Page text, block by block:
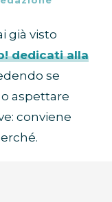
già visto
dedicati alla
se
o aspettare
conviene